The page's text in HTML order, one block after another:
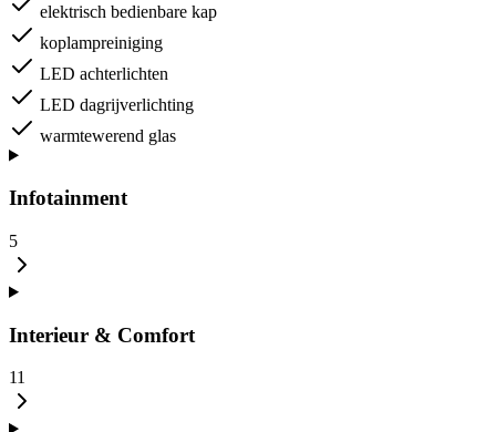
elektrisch bedienbare kap
koplampreiniging
LED achterlichten
LED dagrijverlichting
warmtewerend glas
Infotainment
5
Interieur & Comfort
11